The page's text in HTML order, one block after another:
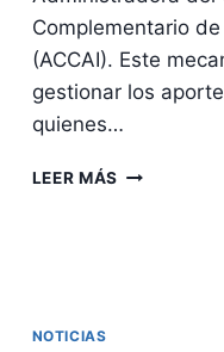
Complementario
(ACCAI). Este
gestionar los
quienes…
LEER MÁS AFILIADOS
NOTICIAS